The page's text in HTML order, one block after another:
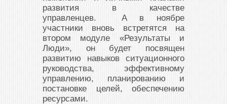
развития в качестве
управленцев. А в ноябре
участники вновь встретятся на
втором модуле «Результаты и
Люди», он будет посвящен
развитию навыков ситуационного
руководства, эффективному
управлению, планированию и
постановке целей, обеспечению
ресурсами.